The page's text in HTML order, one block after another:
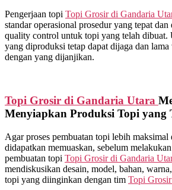
Pengerjaan topi Topi Grosir di Gandaria
standar operasional prosedur yang tepat
quality control untuk topi yang telah dibuat.
yang diproduksi tetap dapat dijaga dan lama
dengan yang dijanjikan.
Topi Grosir di Gandaria Utara
Menyiapkan Produksi Topi yang
Agar proses pembuatan topi lebih maksimal
didapatkan memuaskan, sebelum
pembuatan topi Topi Grosir di Gandaria
mendiskusikan desain, model, bahan,
topi yang diinginkan dengan tim Topi